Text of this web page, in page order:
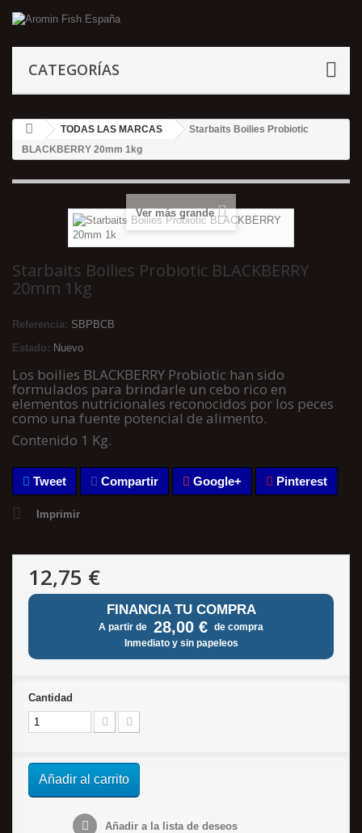
CATEGORÍAS
TODAS LAS MARCAS
Starbaits Boilies Probiotic
BLACKBERRY 20mm 1kg
Ver más grande
Starbaits Boilies Probiotic BLACKBERRY
20mm 1kg
Referencia: SBPBCB
Estado: Nuevo
Los boilies BLACKBERRY Probiotic han sido
formulados para brindarle un cebo rico en
elementos nutricionales reconocidos por los peces
como una fuente potencial de alimento.
Contenido 1 Kg.
Tweet Compartir Google+ Pinterest
Imprimir
12,75 €
FINANCIA TU COMPRA
A partir de 28,00 € de compra
Inmediato y sin papeleos
Cantidad
Añadir al carrito
Añadir a la lista de deseos